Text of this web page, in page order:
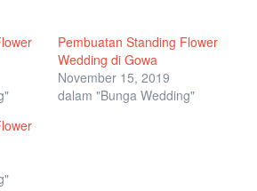
Pembuatan Standing Flower
Wedding di Gowa
November 15, 2019
dalam "Bunga Wedding"